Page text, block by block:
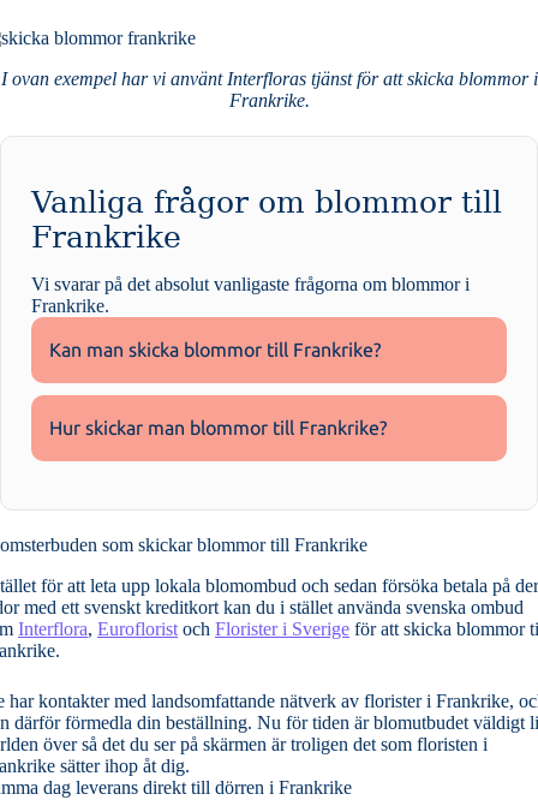
I ovan exempel har vi använt Interfloras tjänst för att skicka blommor i
Frankrike.
Vanliga frågor om blommor till
Frankrike
Vi svarar på det absolut vanligaste frågorna om blommor i
Frankrike.
Kan man skicka blommor till Frankrike?
Hur skickar man blommor till Frankrike?
som skickar blommor till Frankrike
för att leta upp lokala blomombud och sedan försöka betala på
med ett svenskt kreditkort kan du i stället använda svenska ombud
Interflora, Euroflorist och Florister i Sverige för att skicka blommor
har kontakter med landsomfattande nätverk av florister i Frankrike,
därför förmedla din beställning. Nu för tiden är blomutbudet väldigt
över så det du ser på skärmen är troligen det som floristen i
sätter ihop åt dig.
dag leverans direkt till dörren i Frankrike